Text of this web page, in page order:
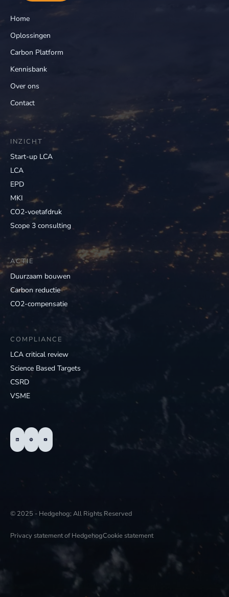
Home
Oplossingen
Carbon Platform
Kennisbank
Over ons
Contact
INZICHT
Start-up LCA
LCA
EPD
MKI
CO2-voetafdruk
Scope 3 consulting
ACTIE
Duurzaam bouwen
Carbon reductie
CO2-compensatie
COMPLIANCE
LCA critical review
Science Based Targets
CSRD
VSME
© 2025 - Hedgehog; All Rights Reserved
Privacy statement of HedgehogCookie statement